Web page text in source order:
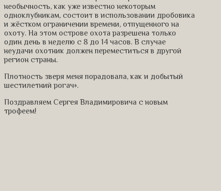
необычность, как уже известно некоторым
одноклубникам, состоит в использовании дробовика
и жёстком ограничении времени, отпущенного на
охоту. На этом острове охота разрешена только
один день в неделю с 8 до 14 часов. В случае
неудачи охотник должен переместиться в другой
регион страны.
Плотность зверя меня порадовала, как и добытый
шестилетний рогач».
Поздравляем Сергея Владимировича с новым
трофеем!